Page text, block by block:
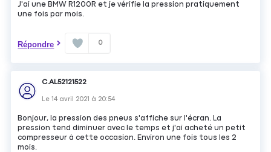
J'ai une BMW R1200R et je vérifie la pression pratiquement
une fois par mois.
Répondre 0
C.AL52121522
Le14 avril 2021 à 20:54
Bonjour, la pression des pneus s'affiche sur l'écran. La
pression tend diminuer avec le temps et j'ai acheté un petit
compresseur à cette occasion. Environ une fois tous les 2
mois.